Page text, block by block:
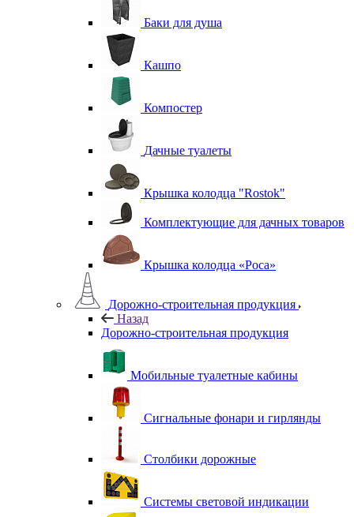
Баки для душа
Кашпо
Компостер
Дачные туалеты
Крышка колодца "Rostok"
Комплектующие для дачных товаров
Крышка колодца «Роса»
Дорожно-строительная продукция
Назад
Дорожно-строительная продукция
Мобильные туалетные кабины
Сигнальные фонари и гирлянды
Столбики дорожные
Системы световой индикации